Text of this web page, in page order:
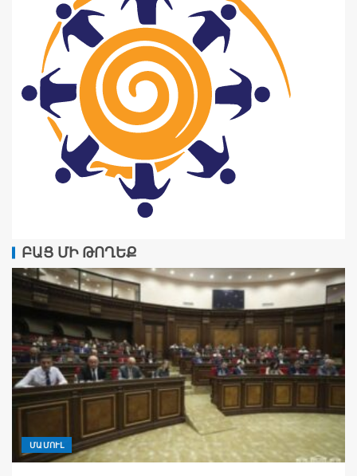
ԲԱՑ ՄԻ ԹՈՂԵՔ
ՄԱՄՈՒԼ